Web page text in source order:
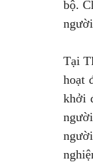
bộ.
Tại
hoạt
khởi